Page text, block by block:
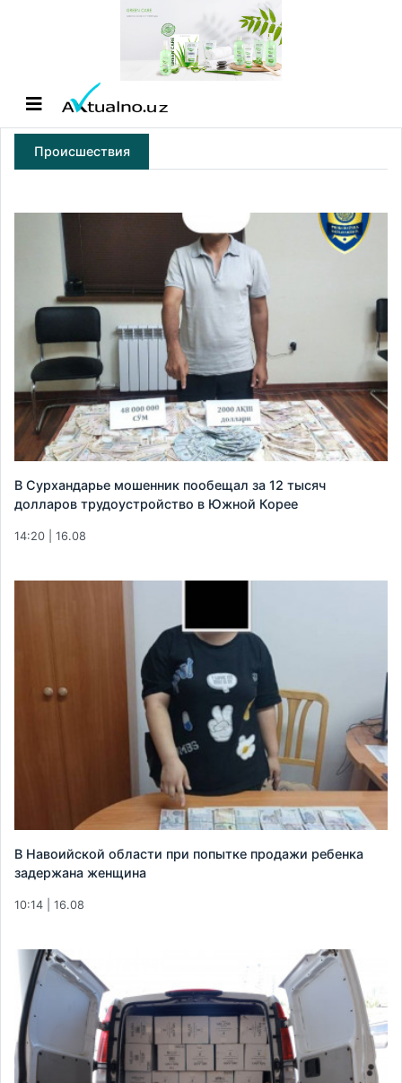
Происшествия
В Сурхандарье мошенник пообещал за 12 тысяч
долларов трудоустройство в Южной Корее
14:20 | 16.08
В Навоийской области при попытке продажи ребенка
задержана женщина
10:14 | 16.08